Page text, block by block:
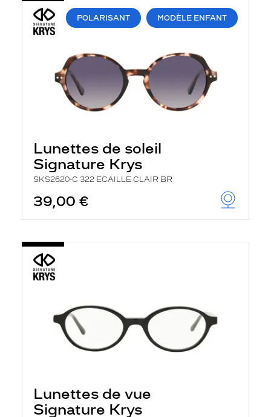
POLARISANT MODÈLE ENFANT
Lunettes de soleil
Signature Krys
SKS2620-C 322 ECAILLE CLAIR BR
39,00 €
Lunettes de vue
Signature Krys